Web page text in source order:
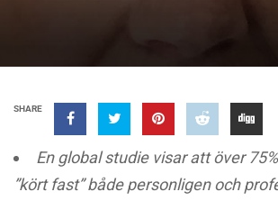
SHARE
En global studie visar att över
”kört fast” både personligen och